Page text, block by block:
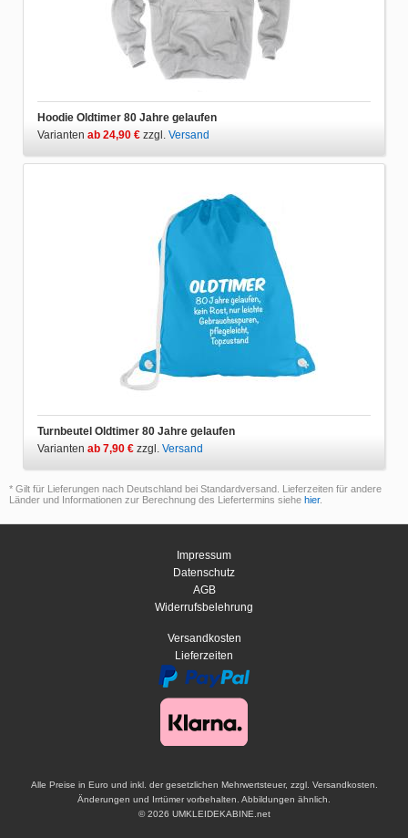
Hoodie Oldtimer 80 Jahre gelaufen
Varianten ab 24,90 € zzgl. Versand
Turnbeutel Oldtimer 80 Jahre gelaufen
Varianten ab 7,90 € zzgl. Versand
* Gilt für Lieferungen nach Deutschland bei Standardversand. Lieferzeiten für andere
Länder und Informationen zur Berechnung des Liefertermins siehe hier.
Impressum
Datenschutz
AGB
Widerrufsbelehrung
Versandkosten
Lieferzeiten
Alle Preise in Euro und inkl. der gesetzlichen Mehrwertsteuer, zzgl. Versandkosten.
Änderungen und Irrtümer vorbehalten. Abbildungen ähnlich.
© 2026 UMKLEIDEKABINE.net